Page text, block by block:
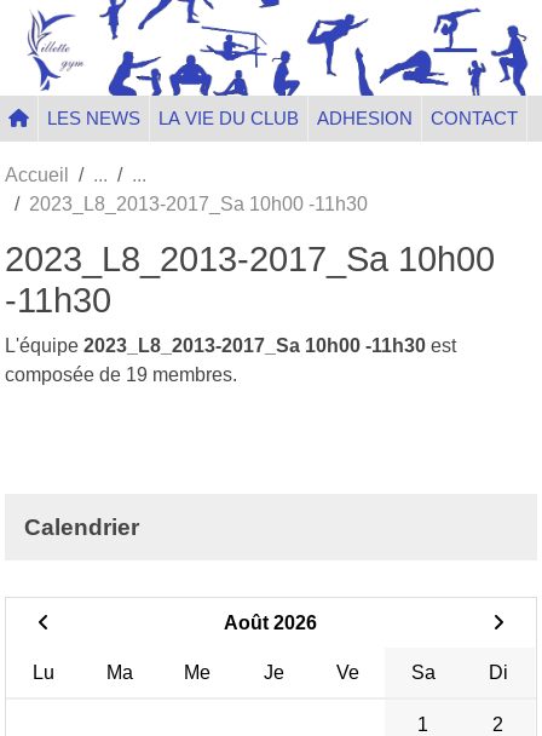
LES NEWS LA VIE DU CLUB ADHESION CONTACT
Accueil
2023_L8_2013-2017_Sa 10h00 -11h30
2023_L8_2013-2017_Sa 10h00
-11h30
L'équipe 2023_L8_2013-2017_Sa 10h00 -11h30 est
composée de 19 membres.
Calendrier
Août 2026
Lu Ma Me Je Ve Sa Di
1 2
Panneau de gestion des cookies